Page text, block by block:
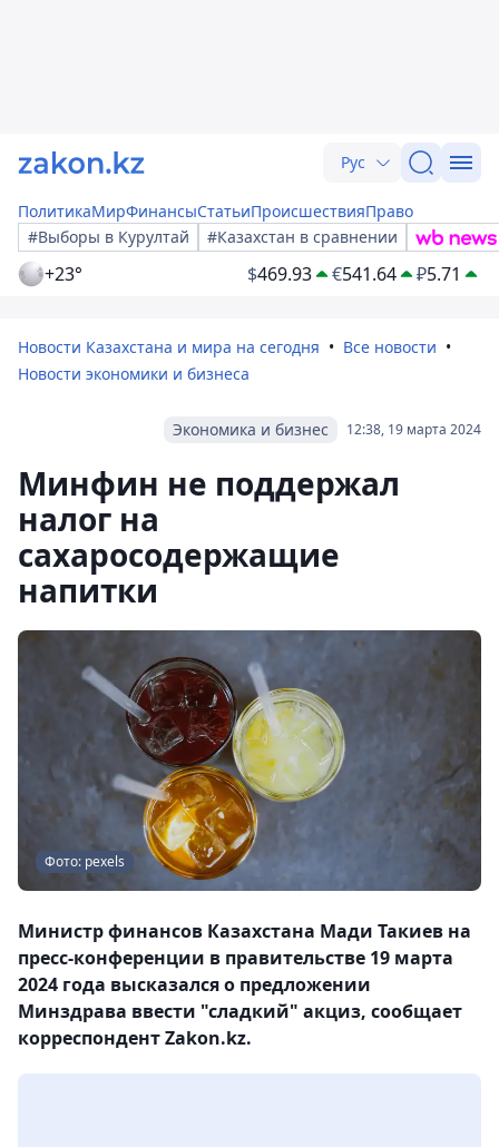
Рус
ПолитикаМирФинансыСтатьиПроисшествияПраво
#Выборы в Курултай
#Казахстан в сравнении
+23° $469.93 €541.64 ₽5.71
Новости Казахстана и мира на сегодня
Все новости
Новости экономики и бизнеса
12:38, 19 марта 2024
Экономика и бизнес
Минфин не поддержал
налог на
сахаросодержащие
напитки
Фото: pexels
Министр финансов Казахстана Мади Такиев на
пресс-конференции в правительстве 19 марта
2024 года высказался о предложении
Минздрава ввести "сладкий" акциз, сообщает
корреспондент Zakon.kz.